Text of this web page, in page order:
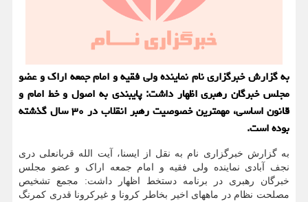
به گزارش خبرگزاری نام نماینده ولی فقیه و امام جمعه اراك و عضو
مجلس خبرگان رهبری اظهار داشت: پایبندی به اصول و خط امام و
قانون اساسی، مهمترین خصوصیت رهبر انقلاب در ۳۰ سال گذشته
بوده است.
به گزارش خبرگزاری نام به نقل از ایسنا، آیت الله قربانعلی دری
نجف آبادی نماینده ولی فقیه و امام جمعه اراک و عضو مجلس
خبرگان رهبری در برنامه دستخط اظهار داشت: مجمع تشخیص
مصلحت نظام در ماههای اخیر بخاطر کرونا و غیرکرونا قدری کمرنگ